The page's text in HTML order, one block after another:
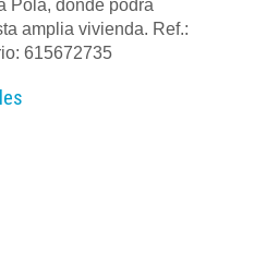
Pola, donde podrá
amplia vivienda. Ref.:
615672735